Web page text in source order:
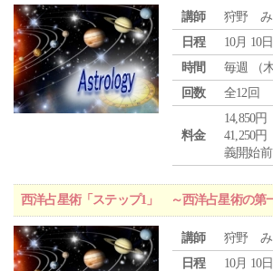
講師
狩野 み
日程
10月 10
時間
毎週 （
回数
全12回
料金
14,850
41,250
義開始前
西洋占星術「ステップ1」 ～西洋占星術の第
講師
狩野 み
日程
10月 10